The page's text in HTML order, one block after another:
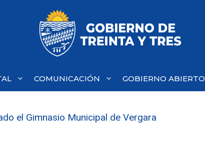
COMUNICACIÓN GOBIERNO ABIERTO
el Gimnasio Municipal de Vergara